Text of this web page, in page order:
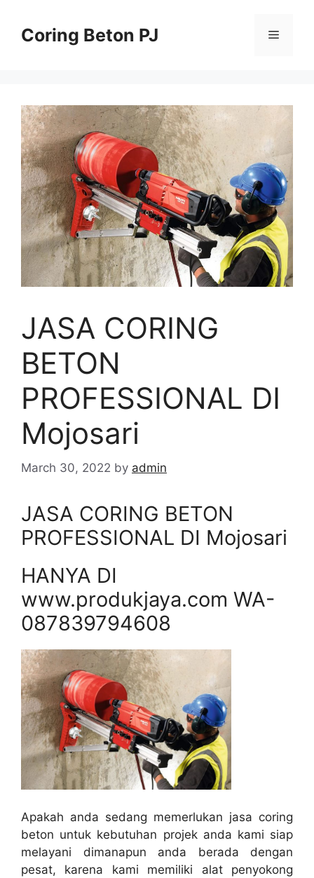
contentCoring Beton PJ Menu
JASA CORING
BETON
PROFESSIONAL DI
Mojosari
March 30, 2022 by admin
JASA CORING BETON
PROFESSIONAL DI Mojosari
HANYA DI
www.produkjaya.com WA-
087839794608
Apakah anda sedang memerlukan jasa coring
beton untuk kebutuhan projek anda kami siap
melayani dimanapun anda berada dengan
pesat, karena kami memiliki alat penyokong